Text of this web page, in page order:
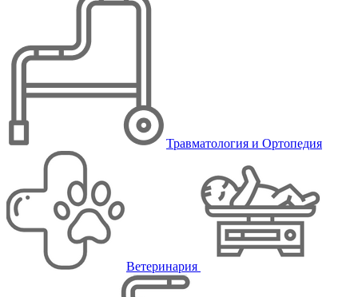
Травматология и Ортопедия
Ветеринария